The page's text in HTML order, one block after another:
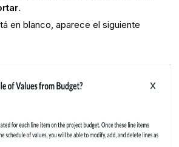
.
en blanco, aparece el siguiente